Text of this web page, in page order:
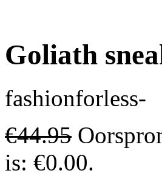
Goliath
fashionforless-
€44.95
is: €0.00.